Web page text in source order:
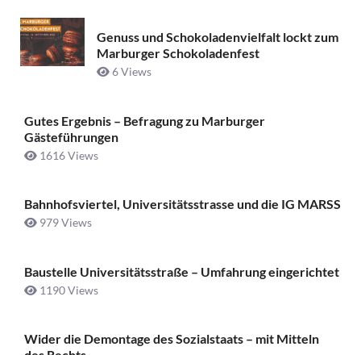
Genuss und Schokoladenvielfalt lockt zum
Marburger Schokoladenfest
6 Views
Gutes Ergebnis – Befragung zu Marburger
Gästeführungen
1616 Views
Bahnhofsviertel, Universitätsstrasse und die IG MARSS
979 Views
Baustelle Universitätsstraße ­– Umfahrung eingerichtet
1190 Views
Wider die Demontage des Sozialstaats – mit Mitteln